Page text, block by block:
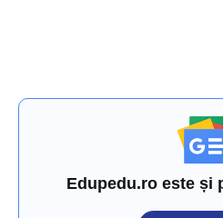
Edupedu.ro este și